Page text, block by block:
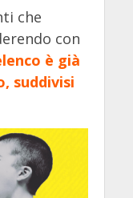
che
con
è già
suddivisi